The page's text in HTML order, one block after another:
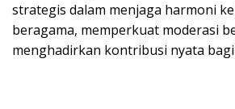
strategis dalam menjaga harmoni
beragama, memperkuat moderasi
menghadirkan kontribusi nyata